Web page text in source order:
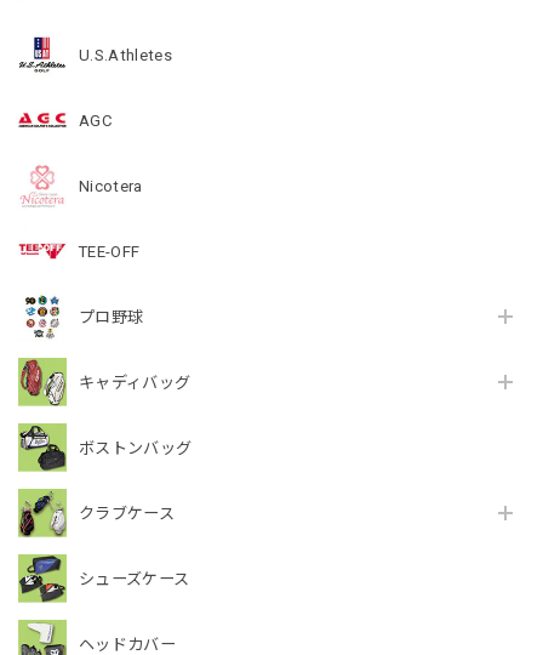
U.S.Athletes
AGC
Nicotera
TEE-OFF
プロ野球
キャディバッグ
ボストンバッグ
クラブケース
シューズケース
ヘッドカバー